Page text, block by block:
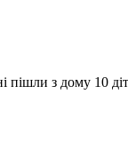
з дому 10